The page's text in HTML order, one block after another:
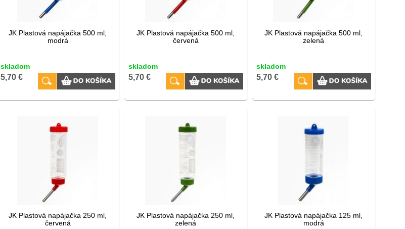
JK Plastová napájačka 500 ml,
modrá
skladom
5,70 €
JK Plastová napájačka 500 ml,
červená
skladom
5,70 €
JK Plastová napájačka 500 ml,
zelená
skladom
5,70 €
JK Plastová napájačka 250 ml,
červená
JK Plastová napájačka 250 ml,
zelená
JK Plastová napájačka 125 ml,
modrá